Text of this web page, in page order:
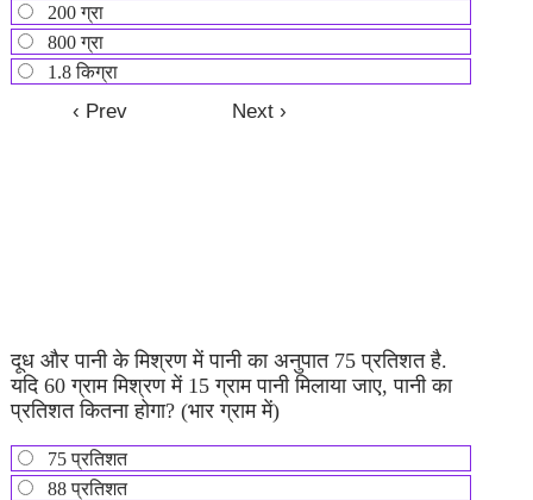
200 ग्रा
800 ग्रा
1.8 किग्रा
दूध और पानी के मिश्रण में पानी का अनुपात 75 प्रतिशत है.
यदि 60 ग्राम मिश्रण में 15 ग्राम पानी मिलाया जाए, पानी का
प्रतिशत कितना होगा? (भार ग्राम में)
75 प्रतिशत
88 प्रतिशत